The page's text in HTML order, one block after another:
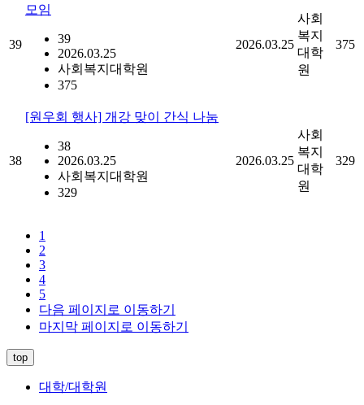
39
모임
39
2026.03.25
사회복지대학원
375
2026.03.25
사회
복지
대학
원
375
38
[원우회 행사] 개강 맞이 간식 나눔
38
2026.03.25
사회복지대학원
329
2026.03.25
사회
복지
대학
원
329
1
2
3
4
5
다음 페이지로 이동하기
마지막 페이지로 이동하기
top
대학/대학원